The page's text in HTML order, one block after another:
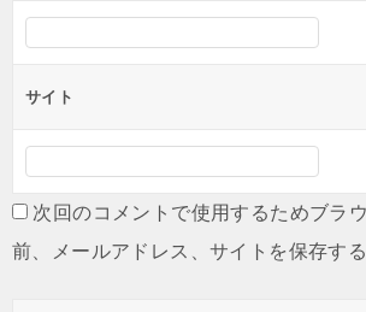
サイト
次回のコメントで使用するためブラ
前、メールアドレス、サイトを保存する